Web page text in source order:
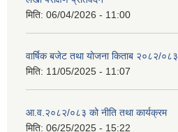
मिति: 06/04/2026 - 11:00
वार्षिक बजेट तथा योजना किताब २०८२/०८३
मिति: 11/05/2025 - 11:07
आ.व.२०८२/०८३ को नीति तथा कार्यक्रम
मिति: 06/25/2025 - 15:22